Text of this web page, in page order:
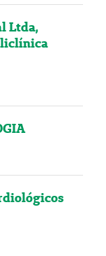
Ltda,